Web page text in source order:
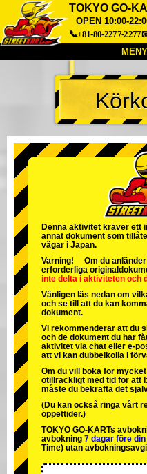
TOKYO GO-
OPEN 10:00-
📞+81-80-2277-2277
Om oss
Hitta hit
Tokyo Shinagawa
Tokyo Akihabara#2
Tokyo Shibuya Annex
Okinawa
Denna aktivitet kräver ett
annat dokument som
vägar i Japan.
Varning! Om du anländer
erforderliga
inte delta i aktiviteten och
Vänligen läs nedan om
och se till att du kan
dokument.
Vi rekommenderar att du
och de dokument du har
aktivitet via chat eller e-
att vi kan dubbelkolla i
Om du vill boka för
otillräckligt med tid för att
måste du bekräfta det
(Du kan också ringa vårt
öppettider.)
TOKYO GO-KARTs
avbokning 7 dagar före
Time) utan